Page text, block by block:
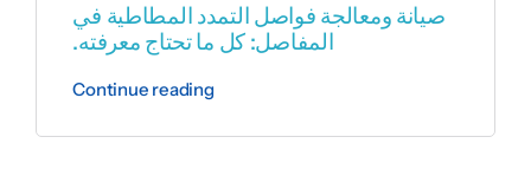
صيانة ومعالجة فواصل التمدد المطاطية في
المفاصل: كل ما تحتاج معرفته.
Continue reading